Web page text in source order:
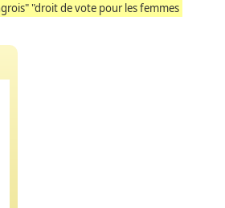
"droit de vote pour les femmes